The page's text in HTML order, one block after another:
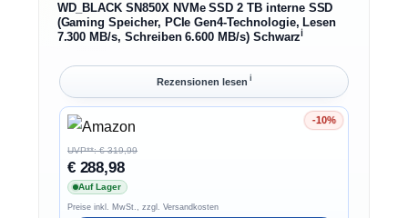
WD_BLACK SN850X NVMe SSD 2 TB interne SSD
(Gaming Speicher, PCIe Gen4-Technologie, Lesen
7.300 MB/s, Schreiben 6.600 MB/s) Schwarzℹ︎
Rezensionen lesen ℹ︎
-10%
Ersparnis 10%
UVP**: € 319,99
€ 288,98
Auf Lager
Preise inkl. MwSt., zzgl. Versandkosten